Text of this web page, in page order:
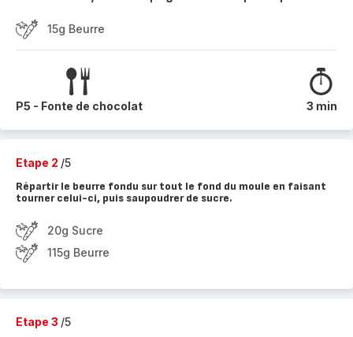
15g Beurre
P5 - Fonte de chocolat 3 min
Etape 2 /5
Répartir le beurre fondu sur tout le fond du moule en faisant
tourner celui-ci, puis saupoudrer de sucre.
20g Sucre
115g Beurre
Etape 3 /5